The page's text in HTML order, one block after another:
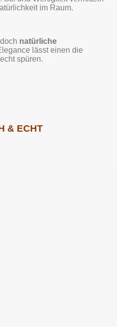
im Raum.
natürliche
lässt einen die
spüren.
& ECHT